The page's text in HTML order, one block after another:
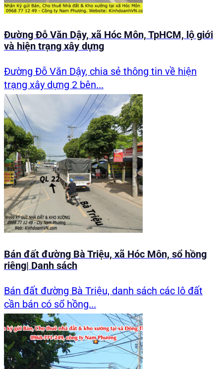
Đường Đỗ Văn Dậy, xã Hóc Môn, TpHCM, lộ giới
và hiện trạng xây dựng
Đường Đỗ Văn Dậy, chia sẻ thông tin về hiện
trạng xây dựng 2 bên...
Bán đất đường Bà Triệu, xã Hóc Môn, sổ hồng
riêng| Danh sách
Bán đất đường Bà Triệu, danh sách các lô đất
cần bán có sổ hồng...